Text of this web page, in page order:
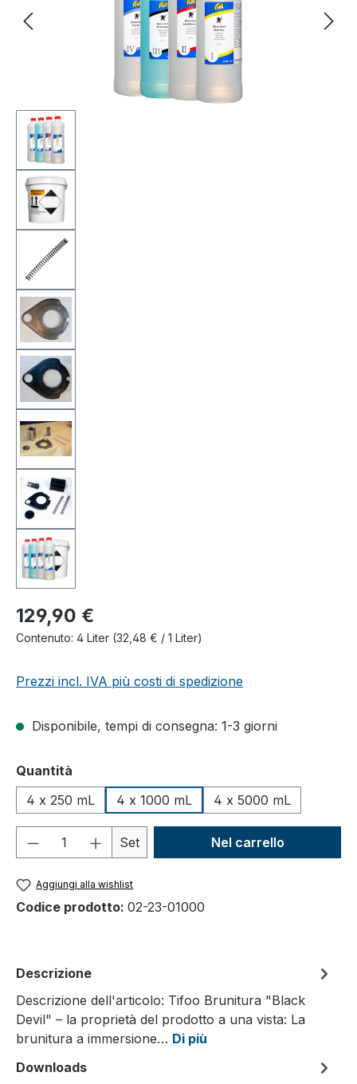
129,90 €
Contenuto: 4 Liter (32,48 € / 1 Liter)
Prezzi incl. IVA più costi di spedizione
Disponibile, tempi di consegna: 1-3 giorni
Seleziona
Quantità
4 x 250 mL
4 x 1000 mL 4 x 5000 mL
Quantità del prodotto: inserisci la
Set Nel carrello
Aggiungi alla wishlist
Codice prodotto: 02-23-01000
Descrizione
Descrizione dell'articolo: Tifoo Brunitura "Black
Devil" – la proprietà del prodotto a una vista: La
brunitura a immersione… Di più
Downloads